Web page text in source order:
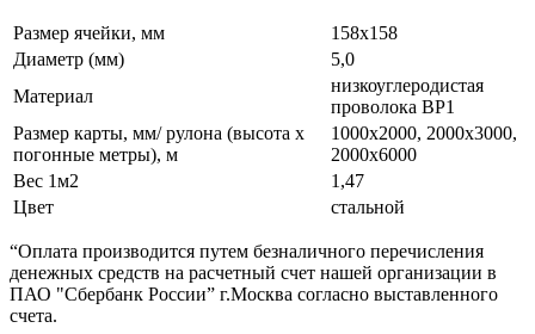
Размер ячейки, мм
158х158
Диаметр (мм)
5,0
Материал
низкоуглеродистая
проволока ВР1
Размер карты, мм/ рулона (высота х
погонные метры), м
1000х2000, 2000х3000,
2000х6000
Вес 1м2
1,47
Цвет
стальной
“Оплата производится путем безналичного перечисления
денежных средств на расчетный счет нашей организации в
ПАО "Сбербанк России” г.Москва согласно выставленного
счета.